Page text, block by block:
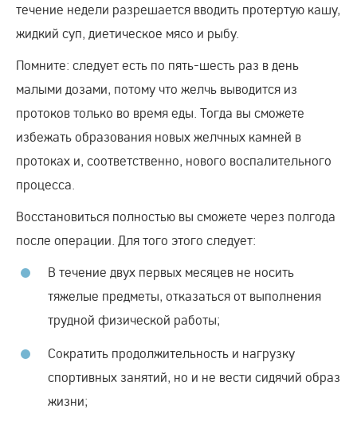
течение недели разрешается вводить протертую кашу,
жидкий суп, диетическое мясо и рыбу.
Помните: следует есть по пять-шесть раз в день
малыми дозами, потому что желчь выводится из
протоков только во время еды. Тогда вы сможете
избежать образования новых желчных камней в
протоках и, соответственно, нового воспалительного
процесса.
Восстановиться полностью вы сможете через полгода
после операции. Для того этого следует:
В течение двух первых месяцев не носить
тяжелые предметы, отказаться от выполнения
трудной физической работы;
Сократить продолжительность и нагрузку
спортивных занятий, но и не вести сидячий образ
жизни;